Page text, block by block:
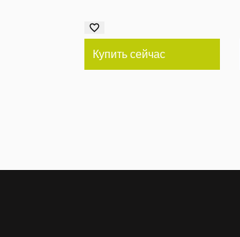
Купить сейчас